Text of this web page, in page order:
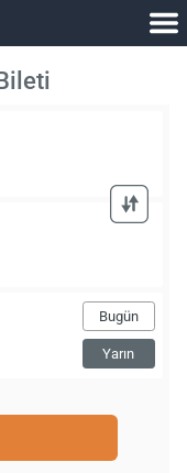
Bugün
Yarın